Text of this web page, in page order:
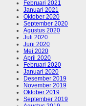
Februari 2021
Januari 2021
Oktober 2020
September 2020
Agustus 2020
Juli 2020
Juni 2020
Mei 2020
April 2020
Februari 2020
Januari 2020
Desember 2019
November 2019
Oktober 2019
September 2019